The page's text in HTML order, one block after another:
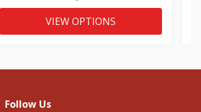
VIEW OPTIONS
Follow Us